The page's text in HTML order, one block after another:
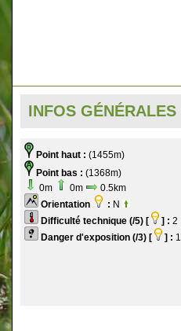
INFOS GÉNÉRALES
Point haut : (1455m)
Point bas : (1368m)
0m
0m
0.5km
Orientation
: N
Difficulté technique (/5) [
] : 2
Danger d'exposition (/3) [
] : 1